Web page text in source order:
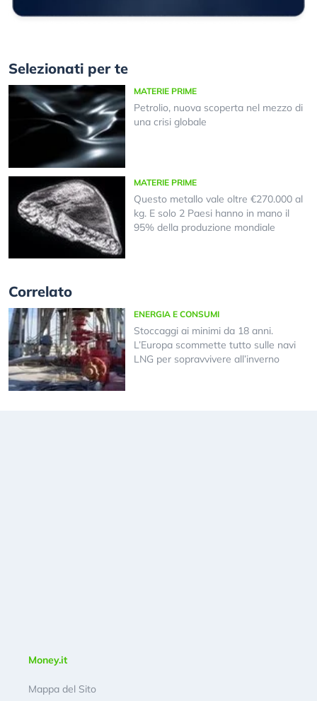
Selezionati per te
MATERIE PRIME
Petrolio, nuova scoperta nel mezzo di
una crisi globale
MATERIE PRIME
Questo metallo vale oltre €270.000 al
kg. E solo 2 Paesi hanno in mano il
95% della produzione mondiale
Correlato
ENERGIA E CONSUMI
Stoccaggi ai minimi da 18 anni.
L’Europa scommette tutto sulle navi
LNG per sopravvivere all’inverno
Money.it
Mappa del Sito